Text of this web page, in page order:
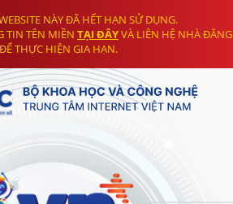
NÀY ĐÃ HẾT HẠN SỬ DỤNG.
TIN TÊN MIỀN TẠI ĐÂYVÀ LIÊN HỆ NHÀ ĐĂNG
THỰC HIỆN GIA HẠN.